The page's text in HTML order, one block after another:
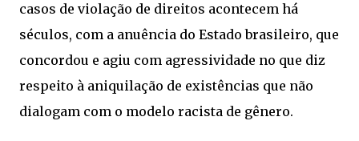
casos de violação de direitos acontecem há
séculos, com a anuência do Estado brasileiro, que
concordou e agiu com agressividade no que diz
respeito à aniquilação de existências que não
dialogam com o modelo racista de gênero.